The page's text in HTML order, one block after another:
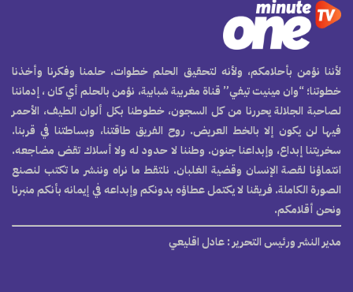
لأننا نؤمن بأحلامكم، ولأنه لتحقيق الحلم خطوات، حلمنا وفكرنا وأخذنا
خطوتنا؛ “وان مينيت تيفي” قناة مغربية شبابية، نؤمن بالحلم أي كان ، إدماننا
لصاحبة الجلالة يحررنا من كل السجون، خطوطنا بكل ألوان الطيف، الأحمر
فيها لن يكون إلا بالخط العريض. روح الفريق طاقتنا، وبساطتنا في قربنا.
سخريتنا إبداع، وإبداعنا جنون. وطننا لا حدود له ولا أسلاك تقض مضاجعه.
انتماؤنا لقصة الإنسان وقضية الغلبان. نلتقط ما نراه وننشر ما تكتب لنصنع
الصورة الكاملة. فريقنا لا يكتمل عطاؤه بدونكم وإبداعه في إيمانه بأنكم منبرنا
ونحن أقلامكم.
مدير النشر ورئيس التحرير: عادل اقليعي